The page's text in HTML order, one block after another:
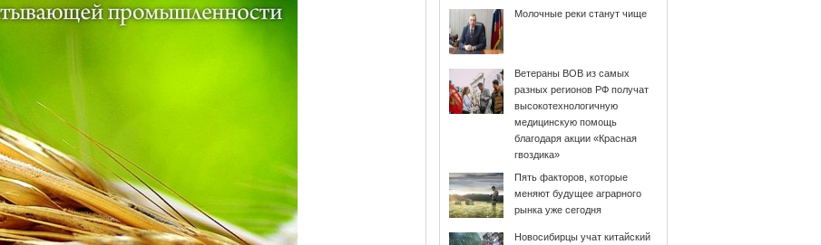
Молочные реки станут чище
Ветераны ВОВ из самых
разных регионов РФ получат
высокотехнологичную
медицинскую помощь
благодаря акции «Красная
гвоздика»
Пять факторов, которые
меняют будущее аграрного
рынка уже сегодня
Новосибирцы учат китайский